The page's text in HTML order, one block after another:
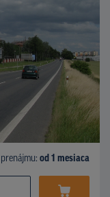
od 1 mesiaca